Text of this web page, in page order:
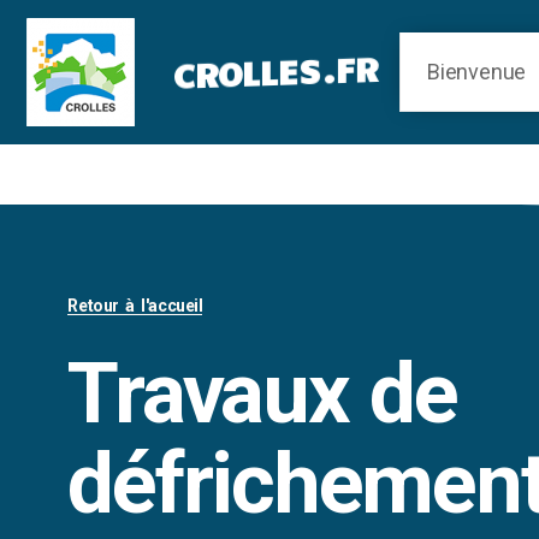
CROLLES.FR
Retour à l'accueil
Travaux de
Panneau de gestion des cookies